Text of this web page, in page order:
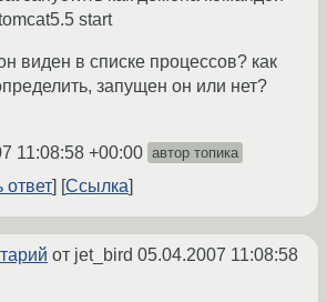
start
виден в списке процессов? как
запущен он или нет?
11:08:58 +00:00 автор топика
ответ Ссылка
от jet_bird 05.04.2007 11:08:58